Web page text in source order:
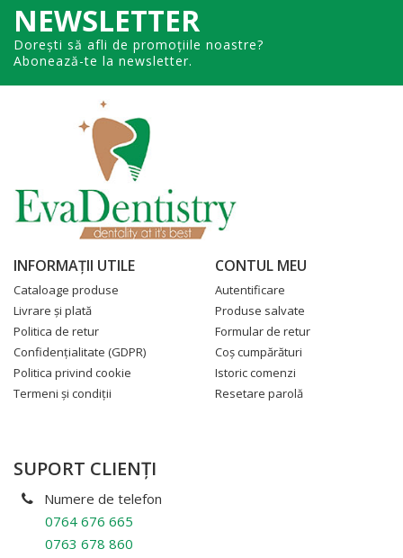
NEWSLETTER
Dorești să afli de promoțiile noastre?
Abonează-te la newsletter.
INFORMAŢII UTILE
Cataloage produse
Livrare şi plată
Politica de retur
Confidenţialitate (GDPR)
Politica privind cookie
Termeni şi condiţii
CONTUL MEU
Autentificare
Produse salvate
Formular de retur
Coş cumpărături
Istoric comenzi
Resetare parolă
SUPORT CLIENŢI
Numere de telefon
0764 676 665
0763 678 860